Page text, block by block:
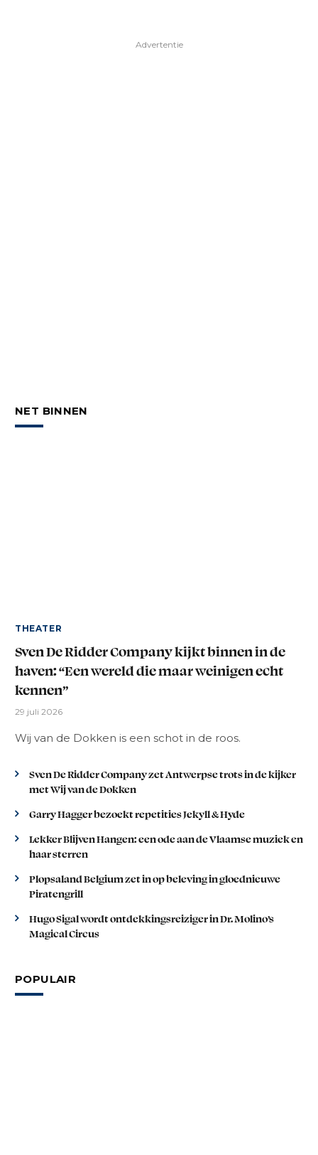
Advertentie
NET BINNEN
THEATER
Sven De Ridder Company kijkt binnen in de
haven: “Een wereld die maar weinigen echt
kennen”
29 juli 2026
Wij van de Dokken is een schot in de roos.
Sven De Ridder Company zet Antwerpse trots in de kijker
met Wij van de Dokken
Garry Hagger bezoekt repetities Jekyll & Hyde
Lekker Blijven Hangen: een ode aan de Vlaamse muziek en
haar sterren
Plopsaland Belgium zet in op beleving in gloednieuwe
Piratengrill
Hugo Sigal wordt ontdekkingsreiziger in Dr. Molino’s
Magical Circus
POPULAIR